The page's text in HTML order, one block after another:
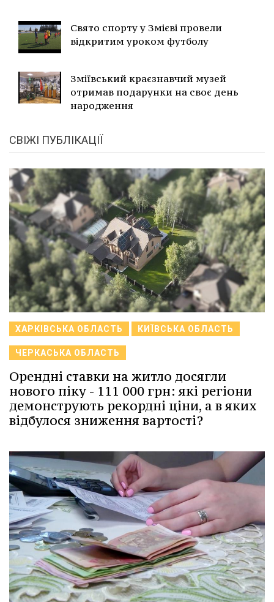
Свято спорту у Змієві провели
відкритим уроком футболу
Зміївський краєзнавчий музей
отримав подарунки на своє день
народження
СВІЖІ ПУБЛІКАЦІЇ
ХАРКІВСЬКА ОБЛАСТЬ КИЇВСЬКА ОБЛАСТЬ
ЧЕРКАСЬКА ОБЛАСТЬ
Орендні ставки на житло досягли
нового піку - 111 000 грн: які регіони
демонструють рекордні ціни, а в яких
відбулося зниження вартості?